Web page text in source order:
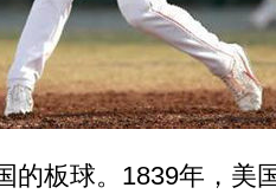
板球。1839年，美